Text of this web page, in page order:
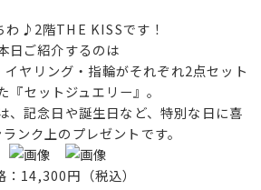
わ♪2階THE KISSです！
日ご紹介するのは
ヤリング・指輪がそれぞれ2点セット
『セットジュエリー』。
、記念日や誕生日など、特別な日に喜
ンク上のプレゼントです。
：14,300円（税込）